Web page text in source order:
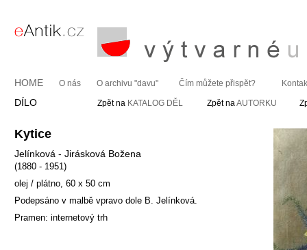
HOME O nás O archivu "davu" Čím můžete přispět?
DÍLO Zpět na KATALOG DĚL Zpět naAUTORKU
Kytice
Jelínková - Jirásková Božena
(1880 - 1951)
olej / plátno, 60 x 50 cm
Podepsáno v malbě vpravo dole B. Jelínková.
Pramen: internetový trh